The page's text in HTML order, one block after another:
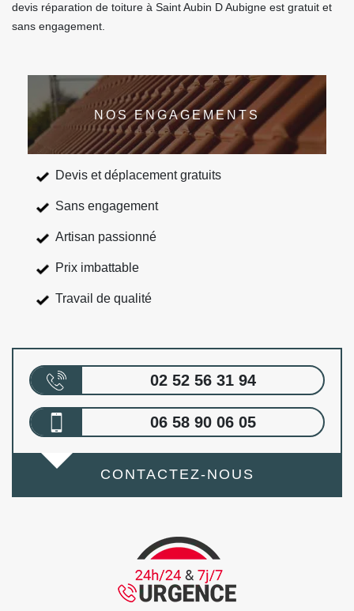
devis réparation de toiture à Saint Aubin D Aubigne est gratuit et
sans engagement.
NOS ENGAGEMENTS
Devis et déplacement gratuits
Sans engagement
Artisan passionné
Prix imbattable
Travail de qualité
02 52 56 31 94
06 58 90 06 05
CONTACTEZ-NOUS